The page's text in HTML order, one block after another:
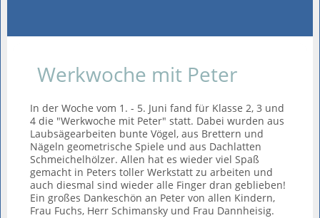
Werkwoche mit Peter
In der Woche vom 1. - 5. Juni fand für Klasse 2, 3 und
4 die "Werkwoche mit Peter" statt. Dabei wurden aus
Laubsägearbeiten bunte Vögel, aus Brettern und
Nägeln geometrische Spiele und aus Dachlatten
Schmeichelhölzer. Allen hat es wieder viel Spaß
gemacht in Peters toller Werkstatt zu arbeiten und
auch diesmal sind wieder alle Finger dran geblieben!
Ein großes Dankeschön an Peter von allen Kindern,
Frau Fuchs, Herr Schimansky und Frau Dannheisig.